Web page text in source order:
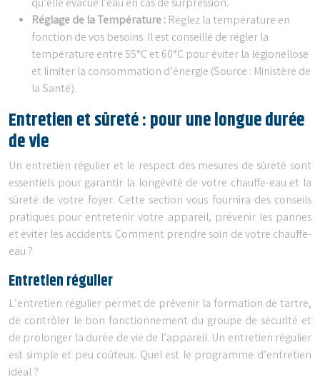
qu’elle évacue l’eau en cas de surpression.
Réglage de la Température : Réglez la température en
fonction de vos besoins. Il est conseillé de régler la
température entre 55°C et 60°C pour éviter la légionellose
et limiter la consommation d’énergie (Source : Ministère de
la Santé).
Entretien et sûreté : pour une longue durée
de vie
Un entretien régulier et le respect des mesures de sûreté sont
essentiels pour garantir la longévité de votre chauffe-eau et la
sûreté de votre foyer. Cette section vous fournira des conseils
pratiques pour entretenir votre appareil, prévenir les pannes
et éviter les accidents. Comment prendre soin de votre chauffe-
eau ?
Entretien régulier
L’entretien régulier permet de prévenir la formation de tartre,
de contrôler le bon fonctionnement du groupe de sécurité et
de prolonger la durée de vie de l’appareil. Un entretien régulier
est simple et peu coûteux. Quel est le programme d’entretien
idéal ?